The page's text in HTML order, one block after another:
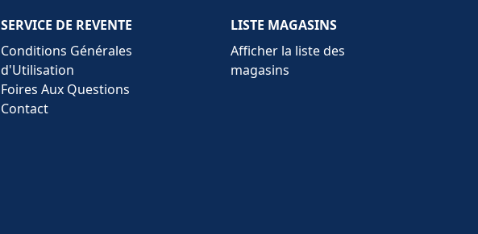
SERVICE DE REVENTE
Conditions Générales
d'Utilisation
Foires Aux Questions
Contact
LISTE MAGASINS
Afficher la liste des
magasins